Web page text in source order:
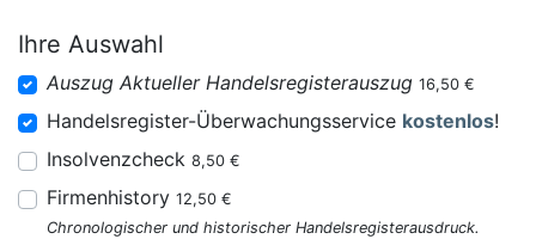
Ihre Auswahl
Auszug Aktueller Handelsregisterauszug 16,50 €
Handelsregister-Überwachungsservice kostenlos!
Insolvenzcheck 8,50 €
Firmenhistory 12,50 €
Chronologischer und historischer Handelsregisterausdruck.